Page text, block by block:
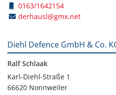
0163/1642154
derhausl@gmx.net
Diehl Defence GmbH & Co.
Ralf Schlaak
Karl-Diehl-Straße 1
66620 Nonnweiler